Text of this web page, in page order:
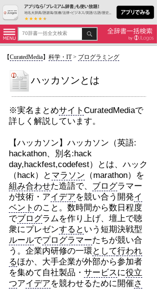
【CuratedMedia】 科学・IT> プログラミング
ハッカソンとは
※実名まとめサイト CuratedMediaで
詳しく解説しています。
【ハッカソン】ハッカソン（英語:
hackathon、別名:hack
day,hackfest,codefest）とは、ハック
（hack）と マラソン （marathon）を
組み合わせた造語で、 ブログラマー
が技術・アイデアを競い合う開発イ
ベント のこと。数時間から数日程度
でブログラムを作り上げ、壇上で聴
衆にプレゼンすると いう短期決戦型
ルールでプログラマーたちが競い合
う。企業内研修の一環 として行われ
るほか、大手企業が外部から参加者
を集めて自社製品・ サービスに役立
つアイデアを競わせるために開催さ